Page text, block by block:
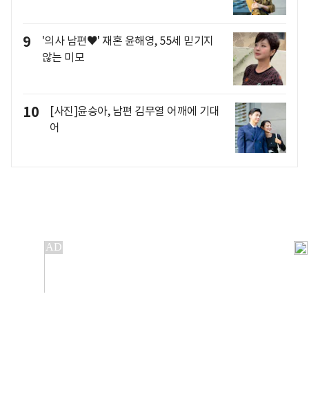
9
'의사 남편♥' 재혼 윤해영, 55세 믿기지
않는 미모
10
[사진]윤승아, 남편 김무열 어깨에 기대
어